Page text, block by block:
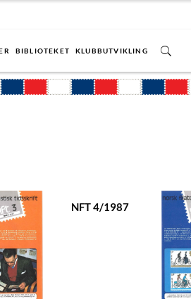
BIBLIOTEKET KLUBBUTVIKLING
NFT 4/1987